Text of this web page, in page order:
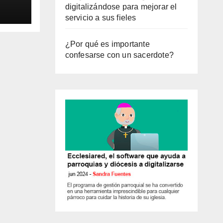
digitalizándose para mejorar el
servicio a sus fieles
¿Por qué es importante
confesarse con un sacerdote?